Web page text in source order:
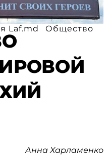
Laf.md Общество
Анна Харламенко